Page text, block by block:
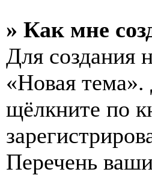
» Как мне
Для создания
«Новая
щёлкните по
Перечень